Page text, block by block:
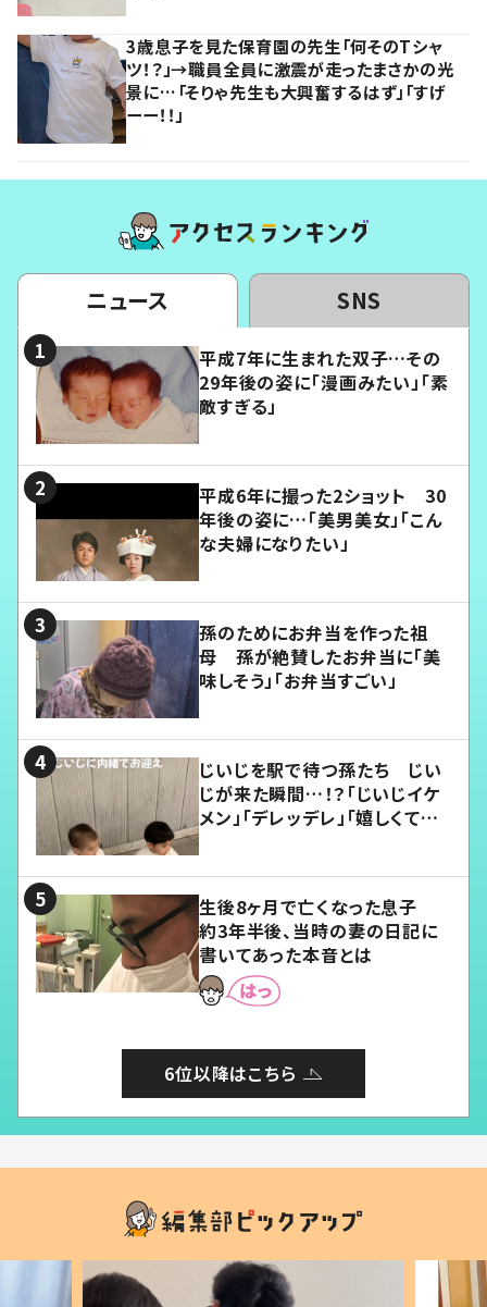
3歳息子を見た保育園の先生「何そのTシャ
ツ！？」→職員全員に激震が走ったまさかの光
景に…「そりゃ先生も大興奮するはず」「すげ
ーー！！」
ニュース SNS
平成7年に生まれた双子…その
29年後の姿に「漫画みたい」「素
敵すぎる」
平成6年に撮った2ショット 30
年後の姿に…「美男美女」「こん
な夫婦になりたい」
孫のためにお弁当を作った祖
母 孫が絶賛したお弁当に「美
味しそう」「お弁当すごい」
じいじを駅で待つ孫たち じい
じが来た瞬間…！？「じいじイケ
メン」「デレッデレ」「嬉しくて可
生後8ヶ月で亡くなった息子
約3年半後、当時の妻の日記に
書いてあった本音とは
6位以降はこちら